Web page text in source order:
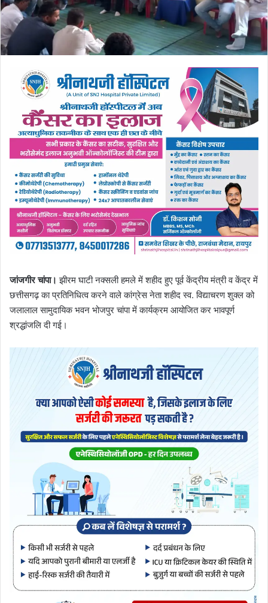
जांजगीर चांपा।झीरम घाटी नक्सली हमले में शहीद हुए पूर्व केंद्रीय मंत्री व केंद्र में
छत्तीसगढ़ का प्रतिनिधित्व करने वाले कांग्रेस नेता शहीद स्व. विद्याचरण शुक्ल को
जलालाल सामुदायिक भवन भोजपुर चांपा में कार्यक्रम आयोजित कर भावपूर्ण
श्रद्धांजलि दी गई।